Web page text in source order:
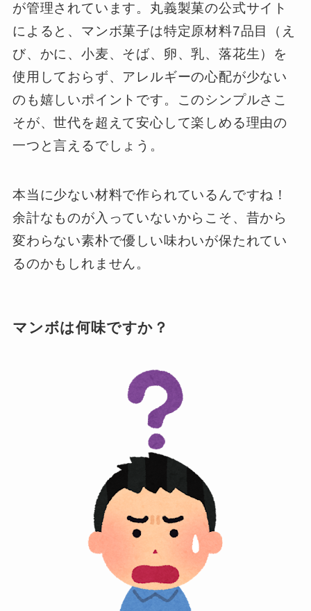
が管理されています。丸義製菓の公式サイト
によると、マンボ菓子は特定原材料7品目（え
び、かに、小麦、そば、卵、乳、落花生）を
使用しておらず、アレルギーの心配が少ない
のも嬉しいポイントです。このシンプルさこ
そが、世代を超えて安心して楽しめる理由の
一つと言えるでしょう。
本当に少ない材料で作られているんですね！
余計なものが入っていないからこそ、昔から
変わらない素朴で優しい味わいが保たれてい
るのかもしれません。
マンボは何味ですか？